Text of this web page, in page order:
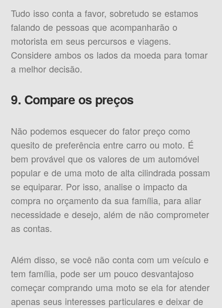
Tudo isso conta a favor, sobretudo se estamos
falando de pessoas que acompanharão o
motorista em seus percursos e viagens.
Considere ambos os lados da moeda para tomar
a melhor decisão.
9. Compare os preços
Não podemos esquecer do fator preço como
quesito de preferência entre carro ou moto. É
bem provável que os valores de um automóvel
popular e de uma moto de alta cilindrada possam
se equiparar. Por isso, analise o impacto da
compra no orçamento da sua família, para aliar
necessidade e desejo, além de não comprometer
as contas.
Além disso, se você não conta com um veículo e
tem família, pode ser um pouco desvantajoso
começar comprando uma moto se ela for atender
apenas seus interesses particulares e deixar de